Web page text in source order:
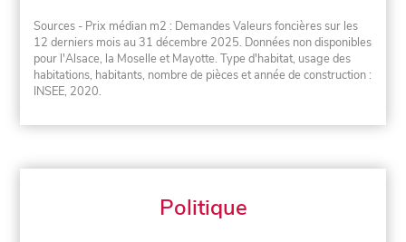
Sources - Prix médian m2 : Demandes Valeurs foncières sur les
12 derniers mois au 31 décembre 2025. Données non disponibles
pour l'Alsace, la Moselle et Mayotte. Type d'habitat, usage des
habitations, habitants, nombre de pièces et année de construction :
INSEE, 2020.
Politique